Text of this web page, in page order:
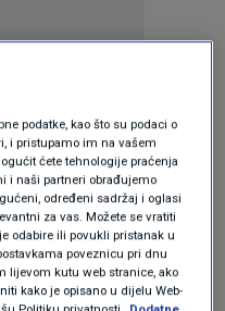
podatke, kao što su podaci o
i pristupamo im na vašem
ćete tehnologije praćenja
i naši partneri obrađujemo
određeni sadržaj i oglasi
za vas. Možete se vratiti
odabire ili povukli pristanak u
poveznicu pri dnu
lijevom kutu web stranice, ako
kako je opisano u dijelu Web-